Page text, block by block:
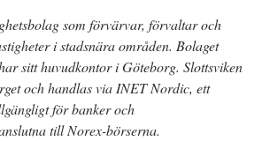
som förvärvar, förvaltar och
i stadsnära områden. Bolaget
sitt huvudkontor i Göteborg. Slottsviken
och handlas via INET Nordic, ett
för banker och
till Norex-börserna.